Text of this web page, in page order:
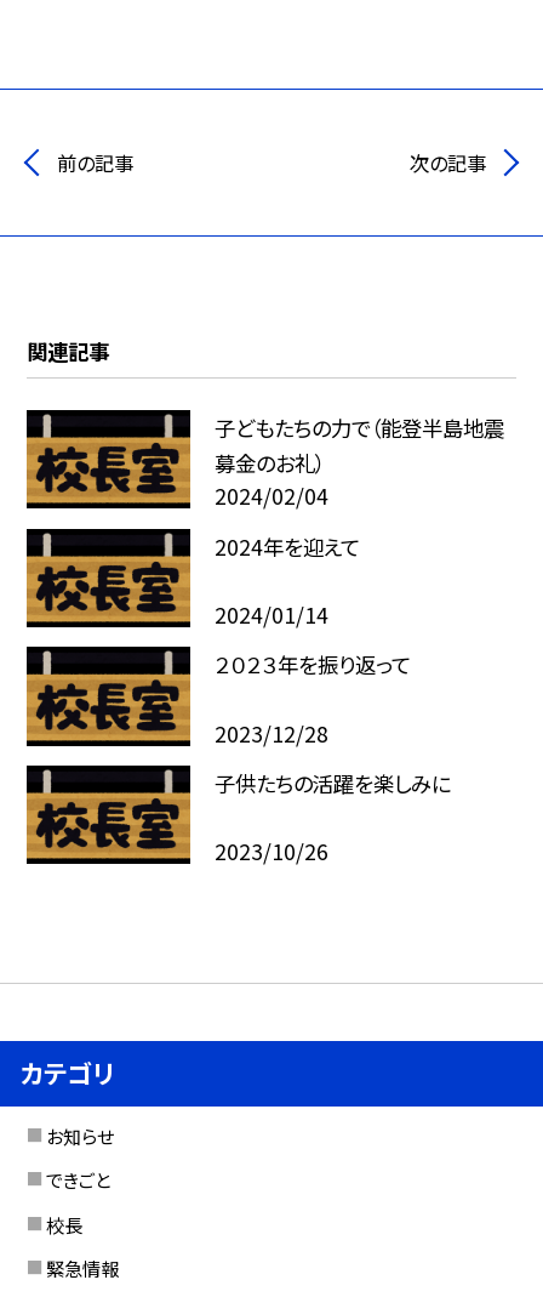
前の記事 次の記事
関連記事
子どもたちの力で（能登半島地震
募金のお礼）
2024/02/04
2024年を迎えて
2024/01/14
２０２３年を振り返って
2023/12/28
子供たちの活躍を楽しみに
2023/10/26
カテゴリ
お知らせ
できごと
校長
緊急情報